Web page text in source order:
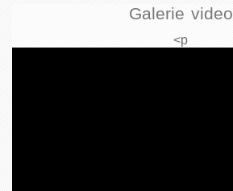
Galerie video
<p